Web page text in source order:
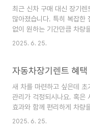
최근 신차 구매 대신 장기렌
많아졌습니다. 특히 복잡한
없이 원하는 기간만큼 차량
마트한 소비자들이 늘고 있
쏘카장기렌트 조건 을 알지
알아두면 유용한 꿀팁까지
니다. 쏘카 렌트 조건 알아
조건 알아보기 쏘카장기렌
플랜’은 기존 장기렌터카와
2025. 6. 25.
자동차장기렌트 혜택
새 차를 마련하고 싶은데
관리가 걱정되시나요. 혹은
효과와 함께 편리하게 차량
2025년을 맞이하여 자동차
2025. 6. 25.